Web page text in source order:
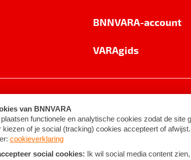
BNNVARA-account
VARAgids
Algemene voorwaarden ©2026BNNVARA